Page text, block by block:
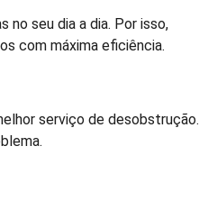
no seu dia a dia. Por isso,
com máxima eficiência.
serviço de desobstrução.